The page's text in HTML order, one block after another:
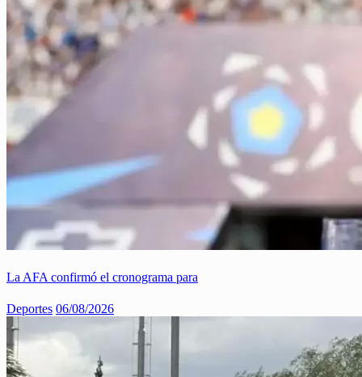
La AFA confirmó el cronograma para
Deportes 06/08/2026